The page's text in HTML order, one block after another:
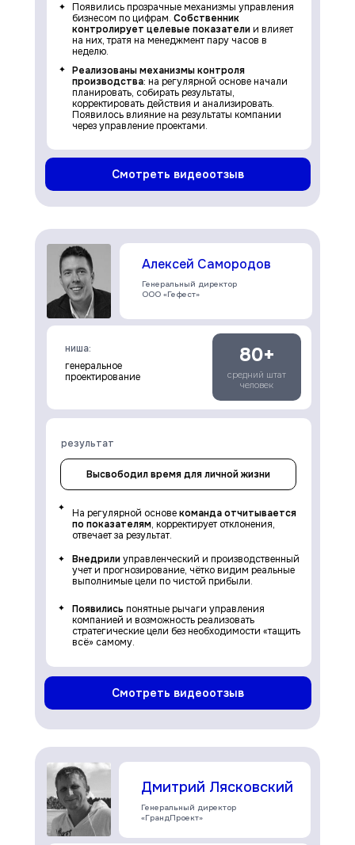
средний штат
человек
80+
ниша:
генеральное
проектирование
Генеральный директор
ООО «Гефест»
Алексей Самородов
результат
Высвободил время для личной жизни
На регулярной основекоманда отчитывается
по показателям, корректирует отклонения,
отвечает за результат.
Внедрилиуправленческий и производственный
учет и прогнозирование, чётко видим реальные
выполнимые цели по чистой прибыли.
Появилисьпонятные рычаги управления
компанией и возможность реализовать
стратегические цели без необходимости «тащить
всё» самому.
Смотреть видеоотзыв
Появились прозрачные механизмы управления
бизнесом по цифрам. Собственник
контролирует целевые показателии влияет
на них, тратя на менеджмент пару часов в
неделю.
Реализованы механизмы контроля
производства: на регулярной основе начали
планировать, собирать результаты,
корректировать действия и анализировать.
Появилось влияние на результаты компании
через управление проектами.
Смотреть видеоотзыв
Генеральный директор
«ГрандПроект»
Дмитрий Лясковский